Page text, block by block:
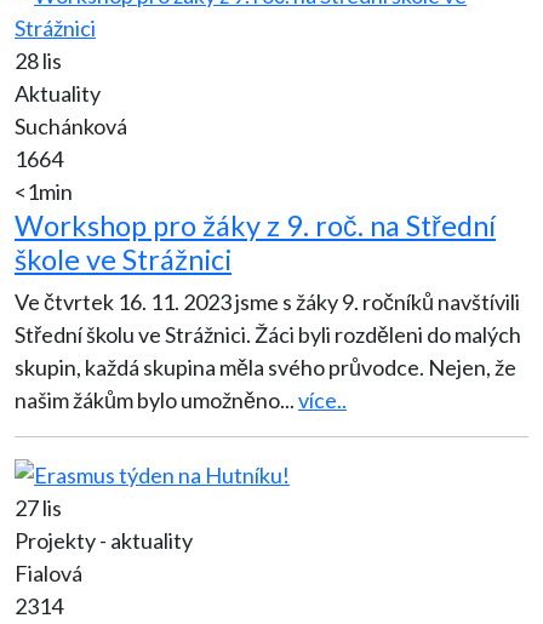
28 lis
Aktuality
Suchánková
1664
<1min
Workshop pro žáky z 9. roč. na Střední
škole ve Strážnici
Ve čtvrtek 16. 11. 2023 jsme s žáky 9. ročníků navštívili
Střední školu ve Strážnici. Žáci byli rozděleni do malých
skupin, každá skupina měla svého průvodce. Nejen, že
našim žákům bylo umožněno...více..
27 lis
Projekty - aktuality
Fialová
2314